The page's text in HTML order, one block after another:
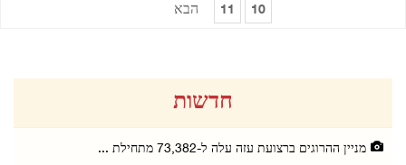
10
11 הבא
חדשות
מניין ההרוגים ברצועת עזה עלה ל-73,382 מתחילת ...